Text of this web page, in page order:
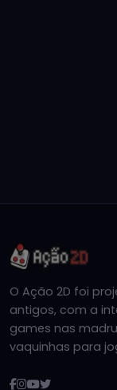
O Ação 2D foi
antigos, com a
games nas
vaquinhas para